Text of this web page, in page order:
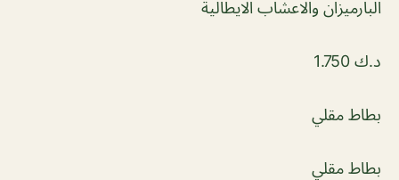
البارميزان والاعشاب الايطالية
د.ك 1.750
بطاط مقلي
بطاط مقلي